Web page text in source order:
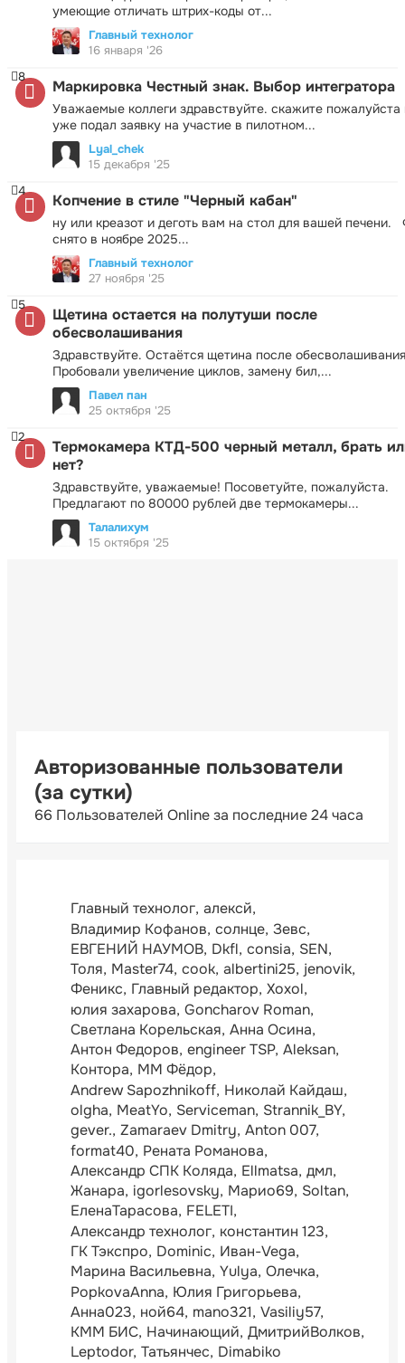
умеющие отличать штрих-коды от...
Главный технолог
16 января '26
Маркировка Честный знак. Выбор интегратора
Уважаемые коллеги здравствуйте. скажите пожалуйста
уже подал заявку на участие в пилотном...
8
Lyal_chek
15 декабря '25
Копчение в стиле "Черный кабан"
ну или креазот и деготь вам на стол для вашей печени.
снято в ноябре 2025...
4
Главный технолог
27 ноября '25
Щетина остается на полутуши после
обесволашивания
Здравствуйте. Остаётся щетина после
Пробовали увеличение циклов, замену бил,...
5
Павел пан
25 октября '25
Термокамера КТД-500 черный металл, брать
нет?
Здравствуйте, уважаемые! Посоветуйте, пожалуйста.
Предлагают по 80000 рублей две термокамеры...
2
Талалихум
15 октября '25
Авторизованные пользователи
(за сутки)
66 Пользователей Online за последние 24 часа
Главный технолог алексй
Владимир Кофанов солнце Зевс
ЕВГЕНИЙ НАУМОВ Dkfl consia SEN
Толя Master74 cook albertini25 jenovik
Феникс Главный редактор Xoxol
юлия захарова Goncharov Roman
Светлана Корельская Анна Осина
Антон Федоров engineer TSP Aleksan
Контора ММ Фёдор
Andrew Sapozhnikoff Николай Кайдаш
olgha MeatYo Serviceman Strannik_BY
gever. Zamaraev Dmitry Anton 007
format40 Рената Романова
Александр СПК Коляда Ellmatsa дмл
Жанара igorlesovsky Марио69 Soltan
ЕленаТарасова FELETI
Александр технолог константин 123
ГК Тэкспро Dominic Иван-Vega
Марина Васильевна Yulya Олечка
PopkovaAnna Юлия Григорьева
Анна023 ной64 mano321 Vasiliy57
КММ БИС Начинающий ДмитрийВолков
Leptodor Татьянчес Dimabiko